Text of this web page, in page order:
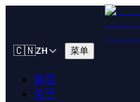
🇨🇳ZH 菜单
首页
关于